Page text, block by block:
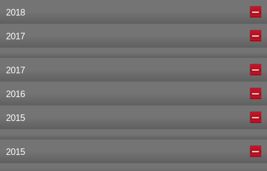
2018
2017
2017
2016
2015
2015